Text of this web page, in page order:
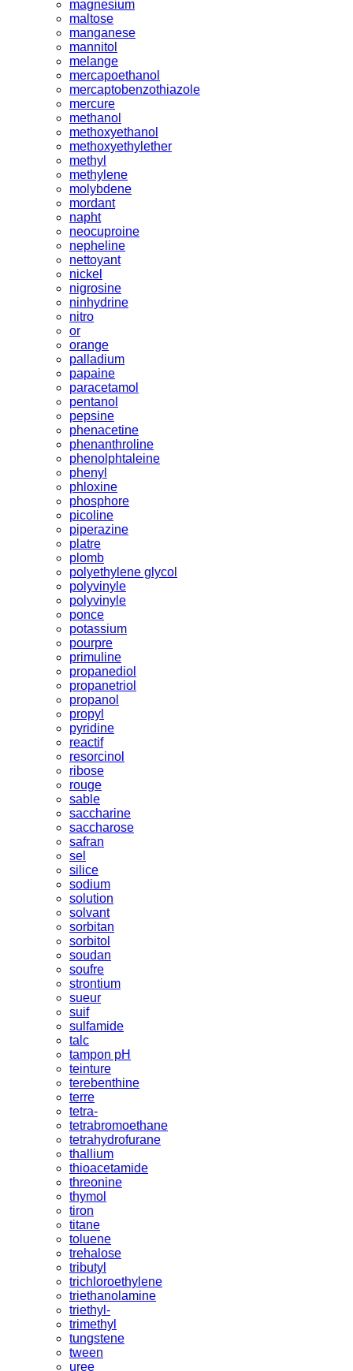
magnesium
maltose
manganese
mannitol
melange
mercapoethanol
mercaptobenzothiazole
mercure
methanol
methoxyethanol
methoxyethylether
methyl
methylene
molybdene
mordant
napht
neocuproine
nepheline
nettoyant
nickel
nigrosine
ninhydrine
nitro
or
orange
palladium
papaine
paracetamol
pentanol
pepsine
phenacetine
phenanthroline
phenolphtaleine
phenyl
phloxine
phosphore
picoline
piperazine
platre
plomb
polyethylene glycol
polyvinyle
polyvinyle
ponce
potassium
pourpre
primuline
propanediol
propanetriol
propanol
propyl
pyridine
reactif
resorcinol
ribose
rouge
sable
saccharine
saccharose
safran
sel
silice
sodium
solution
solvant
sorbitan
sorbitol
soudan
soufre
strontium
sueur
suif
sulfamide
talc
tampon pH
teinture
terebenthine
terre
tetra-
tetrabromoethane
tetrahydrofurane
thallium
thioacetamide
threonine
thymol
tiron
titane
toluene
trehalose
tributyl
trichloroethylene
triethanolamine
triethyl-
trimethyl
tungstene
tween
uree